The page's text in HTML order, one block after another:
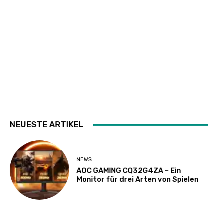
NEUESTE ARTIKEL
NEWS
AOC GAMING CQ32G4ZA – Ein
Monitor für drei Arten von Spielen